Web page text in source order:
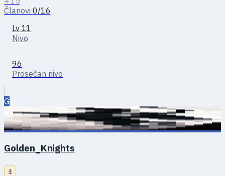
Članovi 0/16
Lv 11
Nivo
96
Prosečan nivo
G
Golden_Knights
4